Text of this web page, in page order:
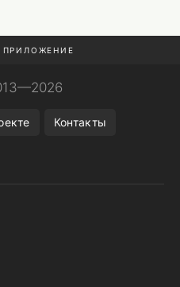
ПРИЛОЖЕНИЕ
Контакты